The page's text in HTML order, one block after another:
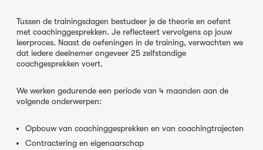
Tussen de trainingsdagen bestudeer je de theorie en oefent
met coachinggesprekken. Je reflecteert vervolgens op jouw
leerproces. Naast de oefeningen in de training, verwachten we
dat iedere deelnemer ongeveer 25 zelfstandige
coachgesprekken voert.
We werken gedurende een periode van 4 maanden aan de
volgende onderwerpen:
Opbouw van coachinggesprekken en van coachingtrajecten
Contractering en eigenaarschap